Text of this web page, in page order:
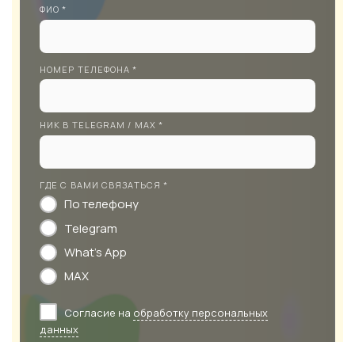
ФИО *
НОМЕР ТЕЛЕФОНА *
НИК В TELEGRAM / MAX *
ГДЕ С ВАМИ СВЯЗАТЬСЯ *
По телефону
Telegram
What's App
MAX
Согласие на обработку персональных
данных